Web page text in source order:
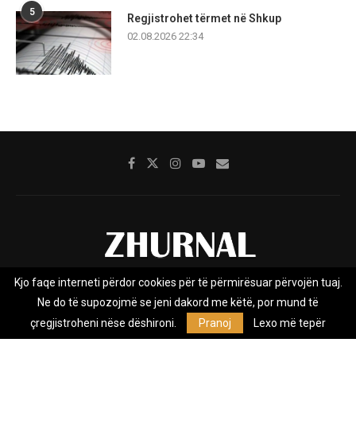
5
Regjistrohet tërmet në Shkup
02.08.2026 22:34
Rreth nesh Impresumi Marketing
Privacy Policy
Zhurnal.mk është Agjenci e Lajmeve e pavarur, e themeluar në vitin
Kjo faqe interneti përdor cookies për të përmirësuar përvojën tuaj.
Ne do të supozojmë se jeni dakord me këtë, por mund të
çregjistroheni nëse dëshironi.
Pranoj Lexo më tepër